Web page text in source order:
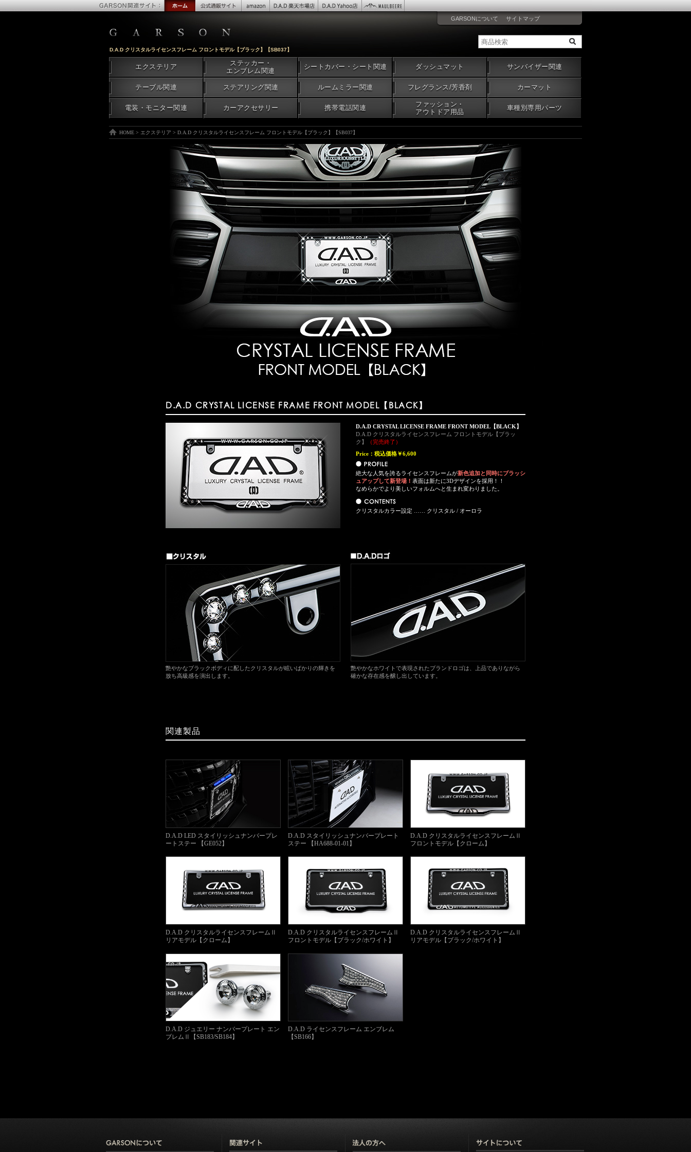
エクステリア
ステッカー・
エンブレム関連
シートカバー・シート関連 ダッシュマット サンバイザー関連
テーブル関連 ステアリング関連 ルームミラー関連 フレグランス/芳香剤 カーマット
電装・モニター関連 カーアクセサリー 携帯電話関連
ファッション・
アウトドア用品
車種別専用パーツ
GARSONについて サイトマップ
D.A.D クリスタルライセンスフレーム フロントモデル【ブラック】【SB037】
HOME > エクステリア > D.A.D クリスタルライセンスフレーム フロントモデル【ブラック】【SB037】
D.A.D CRYSTAL LICENSE FRAME FRONT MODEL【BLACK】
D.A.D CRYSTAL LICENSE FRAME FRONT MODEL【BLACK】
D.A.D クリスタルライセンスフレーム フロントモデル【ブラッ
ク】
（完売終了）
Price： 税込価格￥6,600
絶大な人気を誇るライセンスフレームが新色追加と同時にブラッシ
ュアップして新登場！ 表面は新たに3Dデザインを採用！！
なめらかでより美しいフォルムへと生まれ変わりました。
クリスタルカラー設定 …… クリスタル / オーロラ
艶やかなブラックボディに配したクリスタルが眩いばかりの輝きを
放ち高級感を演出します。
艶やかなホワイトで表現されたブランドロゴは、上品でありながら
確かな存在感を醸し出しています。
関連製品
D.A.D LED スタイリッシュナンバープレ
ートステー 【GE052】
D.A.D スタイリッシュナンバープレート
ステー 【HA688-01-01】
D.A.D クリスタルライセンスフレームⅡ
フロントモデル【クローム】
D.A.D クリスタルライセンスフレームⅡ
リアモデル【クローム】
D.A.D クリスタルライセンスフレームⅡ
フロントモデル【ブラック/ホワイト】
D.A.D クリスタルライセンスフレームⅡ
リアモデル【ブラック/ホワイト】
D.A.D ジュエリー ナンバープレート エン
ブレムⅡ【SB183/SB184】
D.A.D ライセンスフレーム エンブレム
【SB166】